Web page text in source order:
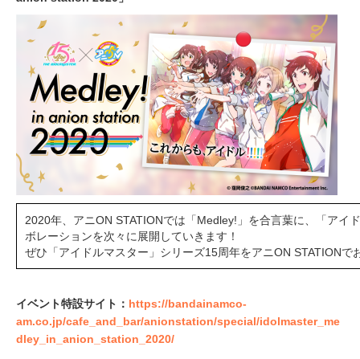
2020年、アニON STATIONでは「Medley!」を合言葉に、「アイ
ボレーションを次々に展開していきます！
ぜひ「アイドルマスター」シリーズ15周年をアニON STATIONで
イベント特設サイト： https://bandainamco-
am.co.jp/cafe_and_bar/anionstation/special/idolmaster_me
dley_in_anion_station_2020/